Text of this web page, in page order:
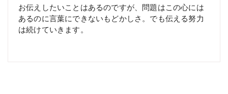
お伝えしたいことはあるのですが、問題はこの心には
あるのに言葉にできないもどかしさ。でも伝える努力
は続けていきます。